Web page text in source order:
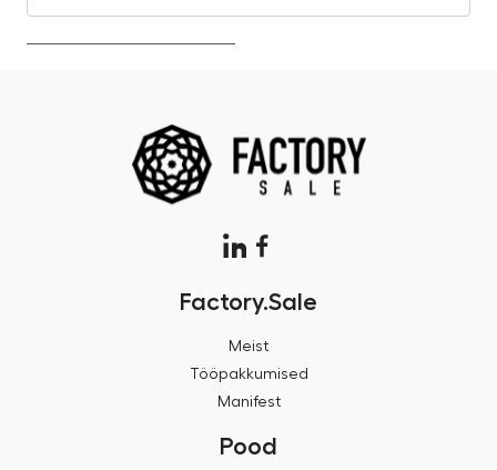
Factory.Sale
Meist
Tööpakkumised
Manifest
Pood